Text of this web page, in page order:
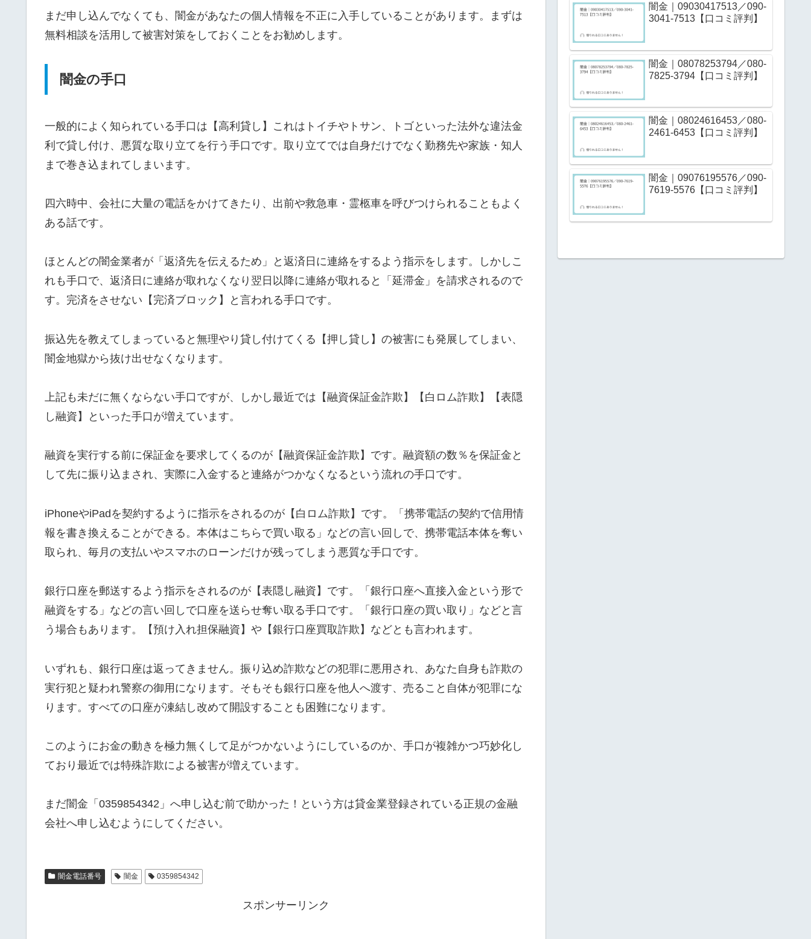
まだ申し込んでなくても、闇金があなたの個人情報を不正に入手していることがあります。まずは
無料相談を活用して被害対策をしておくことをお勧めします。
闇金の手口
一般的によく知られている手口は【高利貸し】これはトイチやトサン、トゴといった法外な違法金
利で貸し付け、悪質な取り立てを行う手口です。取り立てでは自身だけでなく勤務先や家族・知人
まで巻き込まれてしまいます。
四六時中、会社に大量の電話をかけてきたり、出前や救急車・霊柩車を呼びつけられることもよく
ある話です。
ほとんどの闇金業者が「返済先を伝えるため」と返済日に連絡をするよう指示をします。しかしこ
れも手口で、返済日に連絡が取れなくなり翌日以降に連絡が取れると「延滞金」を請求されるので
す。完済をさせない【完済ブロック】と言われる手口です。
振込先を教えてしまっていると無理やり貸し付けてくる【押し貸し】の被害にも発展してしまい、
闇金地獄から抜け出せなくなります。
上記も未だに無くならない手口ですが、しかし最近では【融資保証金詐欺】【白ロム詐欺】【表隠
し融資】といった手口が増えています。
融資を実行する前に保証金を要求してくるのが【融資保証金詐欺】です。融資額の数％を保証金と
して先に振り込まされ、実際に入金すると連絡がつかなくなるという流れの手口です。
iPhoneやiPadを契約するように指示をされるのが【白ロム詐欺】です。「携帯電話の契約で信用情
報を書き換えることができる。本体はこちらで買い取る」などの言い回しで、携帯電話本体を奪い
取られ、毎月の支払いやスマホのローンだけが残ってしまう悪質な手口です。
銀行口座を郵送するよう指示をされるのが【表隠し融資】です。「銀行口座へ直接入金という形で
融資をする」などの言い回しで口座を送らせ奪い取る手口です。「銀行口座の買い取り」などと言
う場合もあります。【預け入れ担保融資】や【銀行口座買取詐欺】などとも言われます。
いずれも、銀行口座は返ってきません。振り込め詐欺などの犯罪に悪用され、あなた自身も詐欺の
実行犯と疑われ警察の御用になります。そもそも銀行口座を他人へ渡す、売ること自体が犯罪にな
ります。すべての口座が凍結し改めて開設することも困難になります。
このようにお金の動きを極力無くして足がつかないようにしているのか、手口が複雑かつ巧妙化し
ており最近では特殊詐欺による被害が増えています。
まだ闇金「0359854342」へ申し込む前で助かった！という方は貸金業登録されている正規の金融
会社へ申し込むようにしてください。
闇金電話番号 闇金 0359854342
スポンサーリンク
闇金｜09030417513／090-
3041-7513【口コミ評判】
闇金｜08078253794／080-
7825-3794【口コミ評判】
闇金｜08024616453／080-
2461-6453【口コミ評判】
闇金｜09076195576／090-
7619-5576【口コミ評判】